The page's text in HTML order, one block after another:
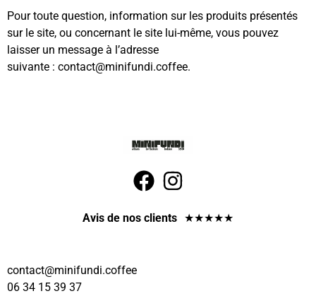
Pour toute question, information sur les produits présentés
sur le site, ou concernant le site lui-même, vous pouvez
laisser un message à l’adresse
suivante : contact@minifundi.coffee.
Avis de nos clients ★★★★★
eeffoc.idnufinim
@tcatnoc
06 34 15 39 37